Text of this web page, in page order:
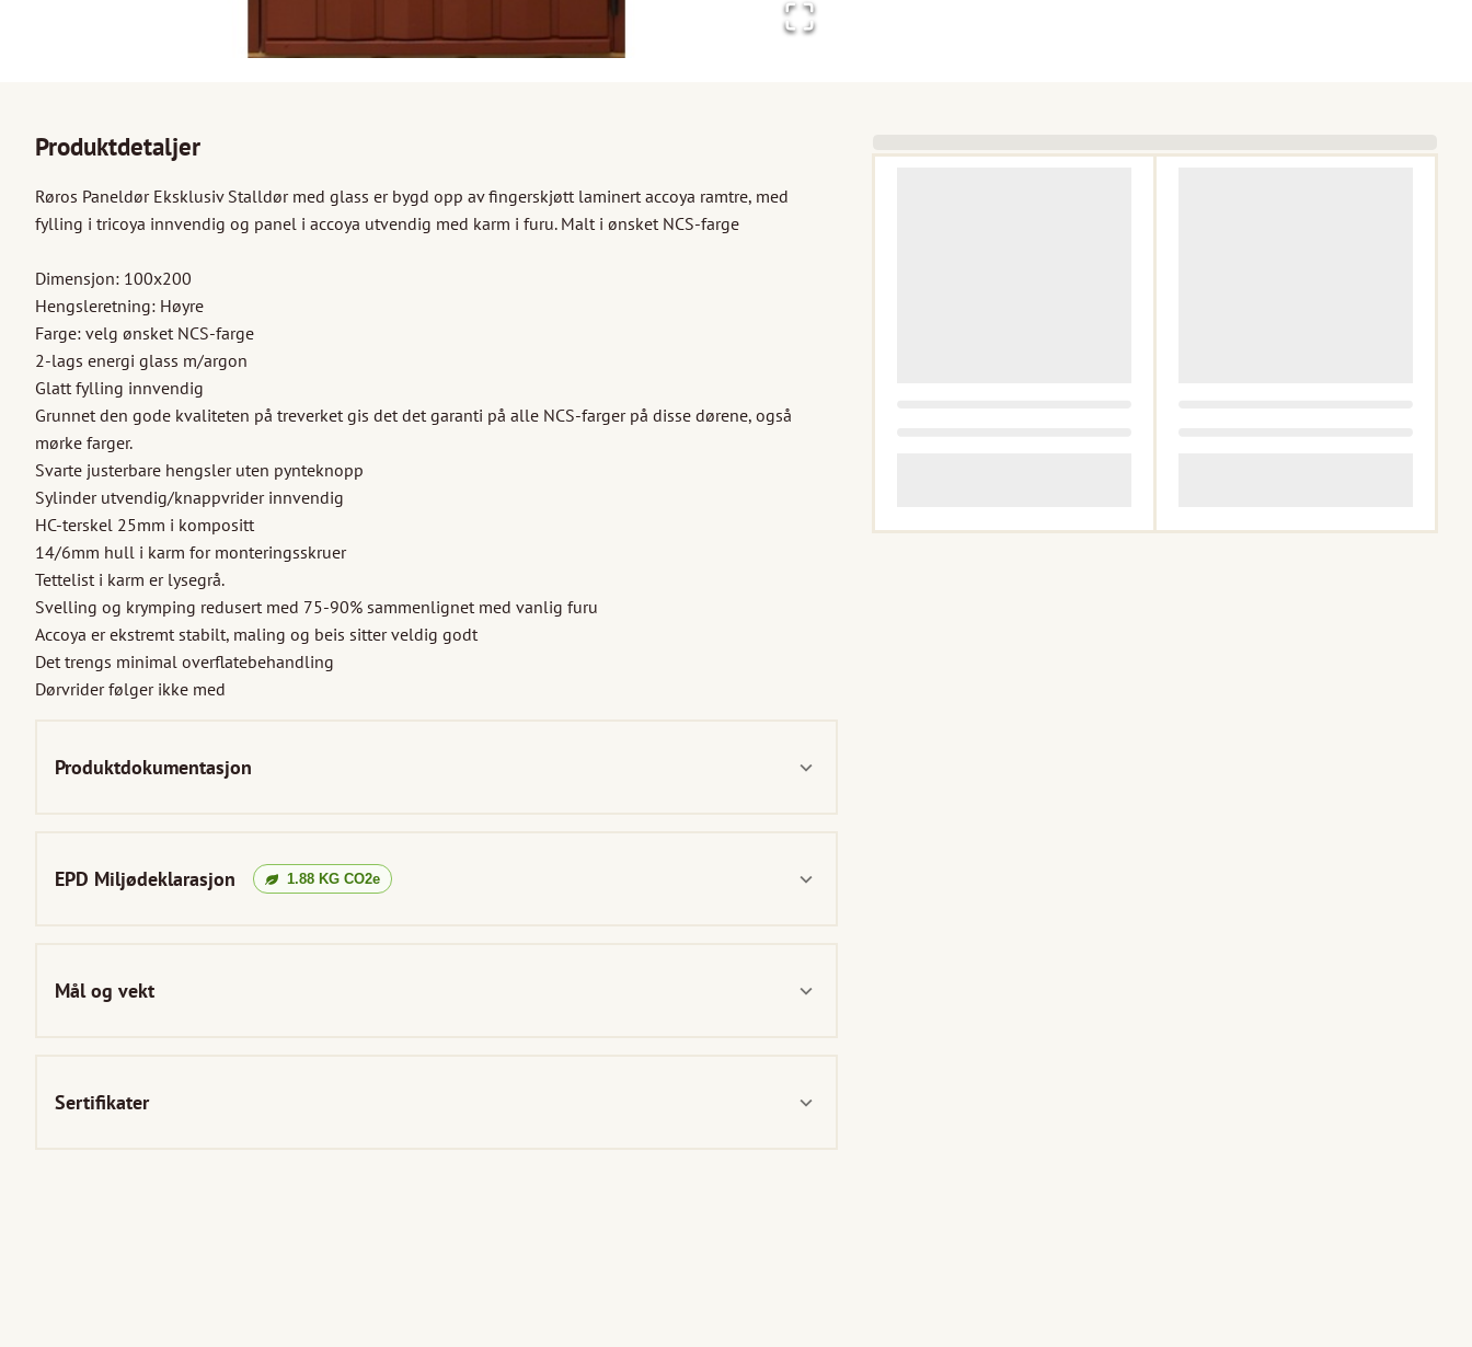
Produktdetaljer
Røros Paneldør Eksklusiv Stalldør med glass er bygd opp av fingerskjøtt laminert accoya ramtre, med
fylling i tricoya innvendig og panel i accoya utvendig med karm i furu. Malt i ønsket NCS-farge
Dimensjon: 100x200
Hengsleretning: Høyre
Farge: velg ønsket NCS-farge
2-lags energi glass m/argon
Glatt fylling innvendig
Grunnet den gode kvaliteten på treverket gis det det garanti på alle NCS-farger på disse dørene, også
mørke farger.
Svarte justerbare hengsler uten pynteknopp
Sylinder utvendig/knappvrider innvendig
HC-terskel 25mm i kompositt
14/6mm hull i karm for monteringsskruer
Tettelist i karm er lysegrå.
Svelling og krymping redusert med 75-90% sammenlignet med vanlig furu
Accoya er ekstremt stabilt, maling og beis sitter veldig godt
Det trengs minimal overflatebehandling
Dørvrider følger ikke med
Produktdokumentasjon
EPD Miljødeklarasjon 1.88 KG CO2e
Mål og vekt
Sertifikater